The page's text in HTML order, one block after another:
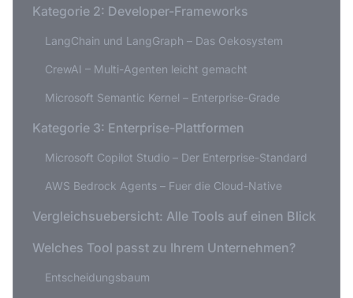
Kategorie 2: Developer-Frameworks
LangChain und LangGraph – Das Oekosystem
CrewAI – Multi-Agenten leicht gemacht
Microsoft Semantic Kernel – Enterprise-Grade
Kategorie 3: Enterprise-Plattformen
Microsoft Copilot Studio – Der Enterprise-Standard
AWS Bedrock Agents – Fuer die Cloud-Native
Vergleichsuebersicht: Alle Tools auf einen Blick
Welches Tool passt zu Ihrem Unternehmen?
Entscheidungsbaum